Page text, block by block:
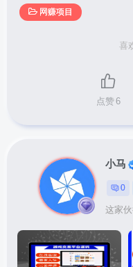
网赚项目
喜
点赞6
小马
0
这家